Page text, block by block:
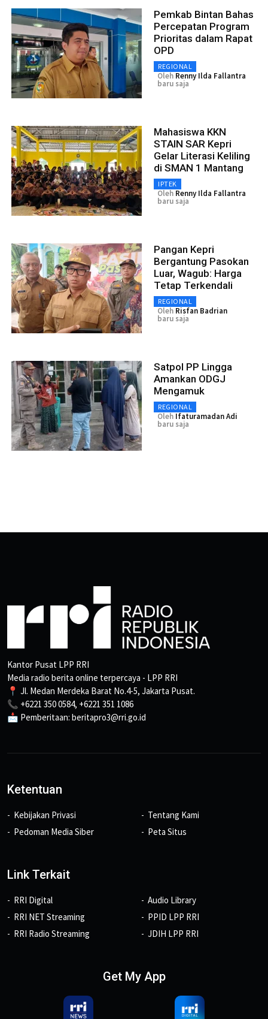
Pemkab Bintan Bahas
Percepatan Program
Prioritas dalam Rapat
OPD
REGIONAL
Oleh Renny Ilda Fallantra
baru saja
Mahasiswa KKN
STAIN SAR Kepri
Gelar Literasi Keliling
di SMAN 1 Mantang
IPTEK
Oleh Renny Ilda Fallantra
baru saja
Pangan Kepri
Bergantung Pasokan
Luar, Wagub: Harga
Tetap Terkendali
REGIONAL
Oleh Risfan Badrian
baru saja
Satpol PP Lingga
Amankan ODGJ
Mengamuk
REGIONAL
Oleh Ifaturamadan Adi
baru saja
Kantor Pusat LPP RRI
Media radio berita online terpercaya - LPP RRI
📍 Jl. Medan Merdeka Barat No.4-5, Jakarta Pusat.
📞 +6221 350 0584, +6221 351 1086
📩 Pemberitaan: beritapro3@rri.go.id
Ketentuan
Kebijakan Privasi
Pedoman Media Siber
Tentang Kami
Peta Situs
Link Terkait
RRI Digital
RRI NET Streaming
RRI Radio Streaming
Audio Library
PPID LPP RRI
JDIH LPP RRI
Get My App